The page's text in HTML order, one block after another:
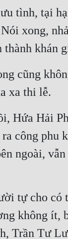
tình, tại
xong,
khán
cũng
xa thi lễ.
Hứa Hải
công phu
ngoài,
tự cho có
không ít,
Trần Tư